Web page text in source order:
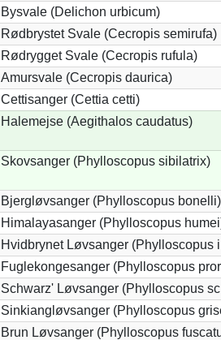
Bysvale (Delichon urbicum)
Rødbrystet Svale (Cecropis semirufa)
Rødrygget Svale (Cecropis rufula)
Amursvale (Cecropis daurica)
Cettisanger (Cettia cetti)
Halemejse (Aegithalos caudatus)
Skovsanger (Phylloscopus sibilatrix)
Bjergløvsanger (Phylloscopus bonelli)
Himalayasanger (Phylloscopus
Hvidbrynet Løvsanger (Phylloscopus
Fuglekongesanger (Phylloscopus
Schwarz' Løvsanger (Phylloscopus
Sinkiangløvsanger (Phylloscopus
Brun Løvsanger (Phylloscopus